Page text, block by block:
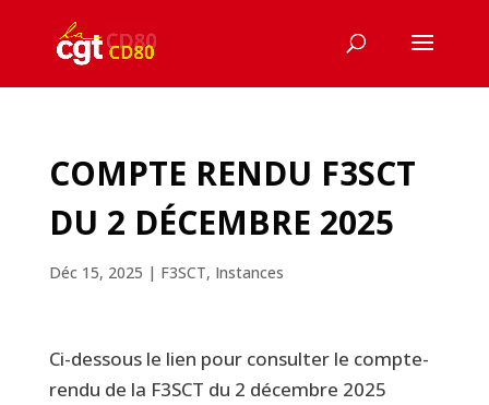
COMPTE RENDU F3SCT
DU 2 DÉCEMBRE 2025
Déc 15, 2025 | F3SCT, Instances
Ci-dessous le lien pour consulter le compte-
rendu de la F3SCT du 2 décembre 2025